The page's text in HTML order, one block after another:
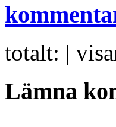
totalt: |
Lämna